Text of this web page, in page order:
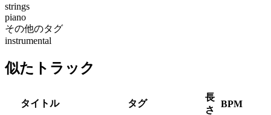
strings
piano
その他のタグ
instrumental
似たトラック
タイトル タグ
長
さ
BPM